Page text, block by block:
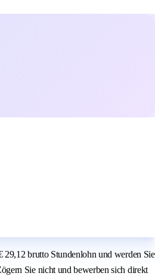
29,12 brutto Stundenlohn und werden Sie
Sie nicht und bewerben sich direkt